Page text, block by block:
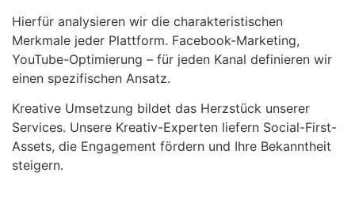
Hierfür analysieren wir die charakteristischen
Merkmale jeder Plattform. Facebook-Marketing,
YouTube-Optimierung – für jeden Kanal definieren wir
einen spezifischen Ansatz.
Kreative Umsetzung bildet das Herzstück unserer
Services. Unsere Kreativ-Experten liefern Social-First-
Assets, die Engagement fördern und Ihre Bekanntheit
steigern.